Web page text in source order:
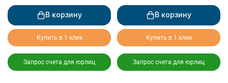
В корзину
Купить в 1 клик
Запрос счета для юрлиц
В корзину
Купить в 1 клик
Запрос счета для юрлиц